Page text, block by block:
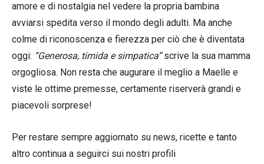
amore e di nostalgia nel vedere la propria bambina
avviarsi spedita verso il mondo degli adulti. Ma anche
colme di riconoscenza e fierezza per ciò che è diventata
oggi: “Generosa, timida e simpatica”scrive la sua mamma
orgogliosa. Non resta che augurare il meglio a Maelle e
viste le ottime premesse, certamente riserverà grandi e
piacevoli sorprese!
Per restare sempre aggiornato su news, ricette e tanto
altro continua a seguirci sui nostri profili